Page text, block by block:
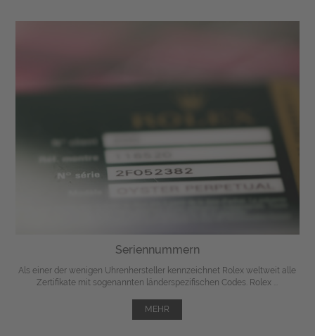
Seriennummern
Als einer der wenigen Uhrenhersteller kennzeichnet Rolex weltweit alle
Zertifikate mit sogenannten länderspezifischen Codes. Rolex ...
MEHR